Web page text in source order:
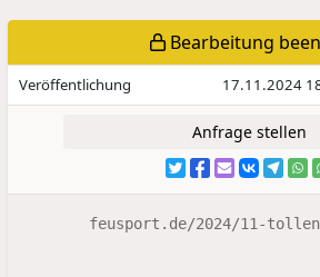
Bearbeitung
Veröffentlichung 17.11.2024
Anfrage stellen
feusport.de/2024/11-